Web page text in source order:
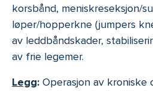
korsbånd, meniskreseksjon/
løper/hopperkne (jumpers
av leddbåndskader,
av frie legemer.
Legg: Operasjon av kroniske